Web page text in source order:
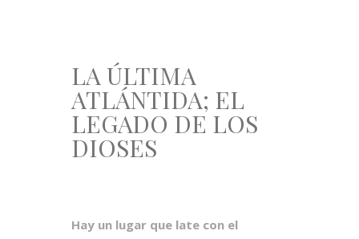
LA ÚLTIMA
ATLÁNTIDA; EL
LEGADO DE LOS
DIOSES
Hay un lugar que late con el